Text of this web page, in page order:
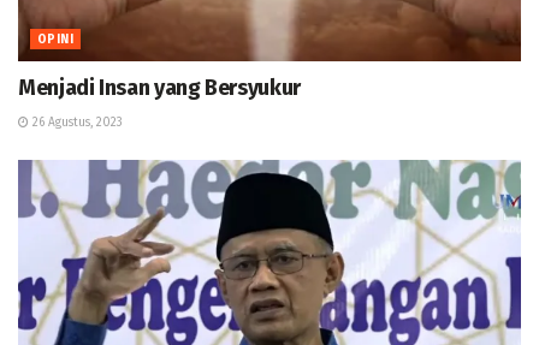
OPINI
Menjadi Insan yang Bersyukur
26 Agustus, 2023